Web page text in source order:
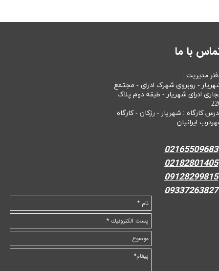
با ما
مدیریت :
- روبروی شهرک ادرای - مجتمع
ادرای شهریار - طبقه دوم پلاک
کارگاه : شهریار - رزکان - کارگاه
ایرانیان
02165509683
02182801405
09128299815
09337263827